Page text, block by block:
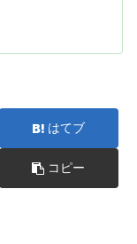
はてブ
コピー